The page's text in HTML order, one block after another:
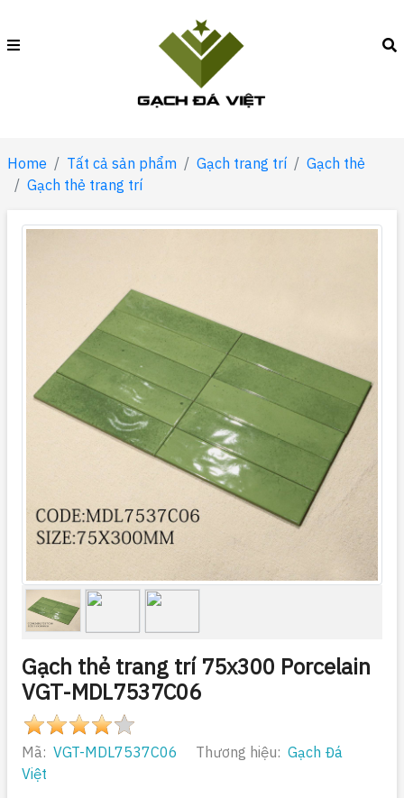
Home Tất cả sản phẩm Gạch trang trí
Gạch thẻ
Gạch thẻ trang trí
Gạch thẻ trang trí 75x300 Porcelain
VGT-MDL7537C06
Mã: VGT-MDL7537C06 Thương hiệu: Gạch Đá
Việt